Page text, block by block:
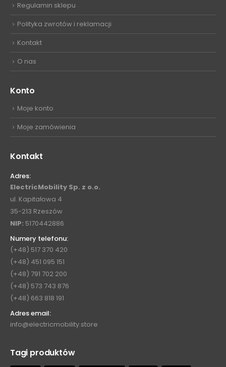
Regulamin sklepu
Polityka zwrotów i reklamacji
Kontakt
O nas
Konto
Moje konto
Moje zamówienia
Kontakt
Adres:
ElectricMobility Sp. z o.o.
ul. Kapitałowa 4
35-213 Rzeszów
NIP: 5170442886
Numery telefonu:
(+48) 517 370 420
(+48) 451 095 151
(+48) 791 702 200
(+48) 573 743 876
(+48) 663 818 191
Adres email:
info@electricmobility.store
Tagi produktów